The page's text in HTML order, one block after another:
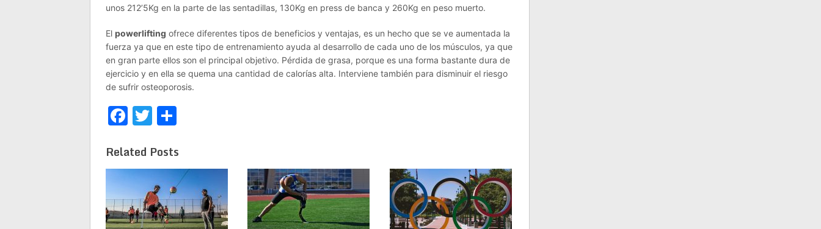
unos 212’5Kg en la parte de las sentadillas, 130Kg en press de banca y 260Kg en peso muerto.
El powerlifting ofrece diferentes tipos de beneficios y ventajas, es un hecho que se ve aumentada la
fuerza ya que en este tipo de entrenamiento ayuda al desarrollo de cada uno de los músculos, ya que
en gran parte ellos son el principal objetivo. Pérdida de grasa, porque es una forma bastante dura de
ejercicio y en ella se quema una cantidad de calorías alta. Interviene también para disminuir el riesgo
de sufrir osteoporosis.
Facebook
Twitter
Related Posts